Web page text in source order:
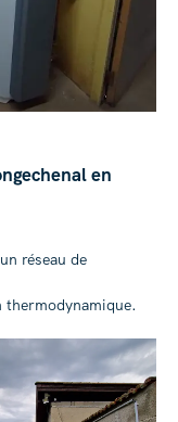
en
réseau de
thermodynamique.